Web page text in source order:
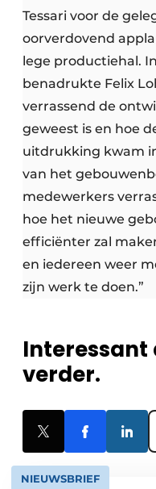
Tessari voor de
oorverdovend
lege productiehal.
benadrukte Felix
verrassend de
geweest is en hoe
uitdrukking kwam
van het
medewerkers
hoe het nieuwe
efficiënter zal
en iedereen weer
zijn werk te doen.”
Interessant
verder.
NIEUWSBRIEF